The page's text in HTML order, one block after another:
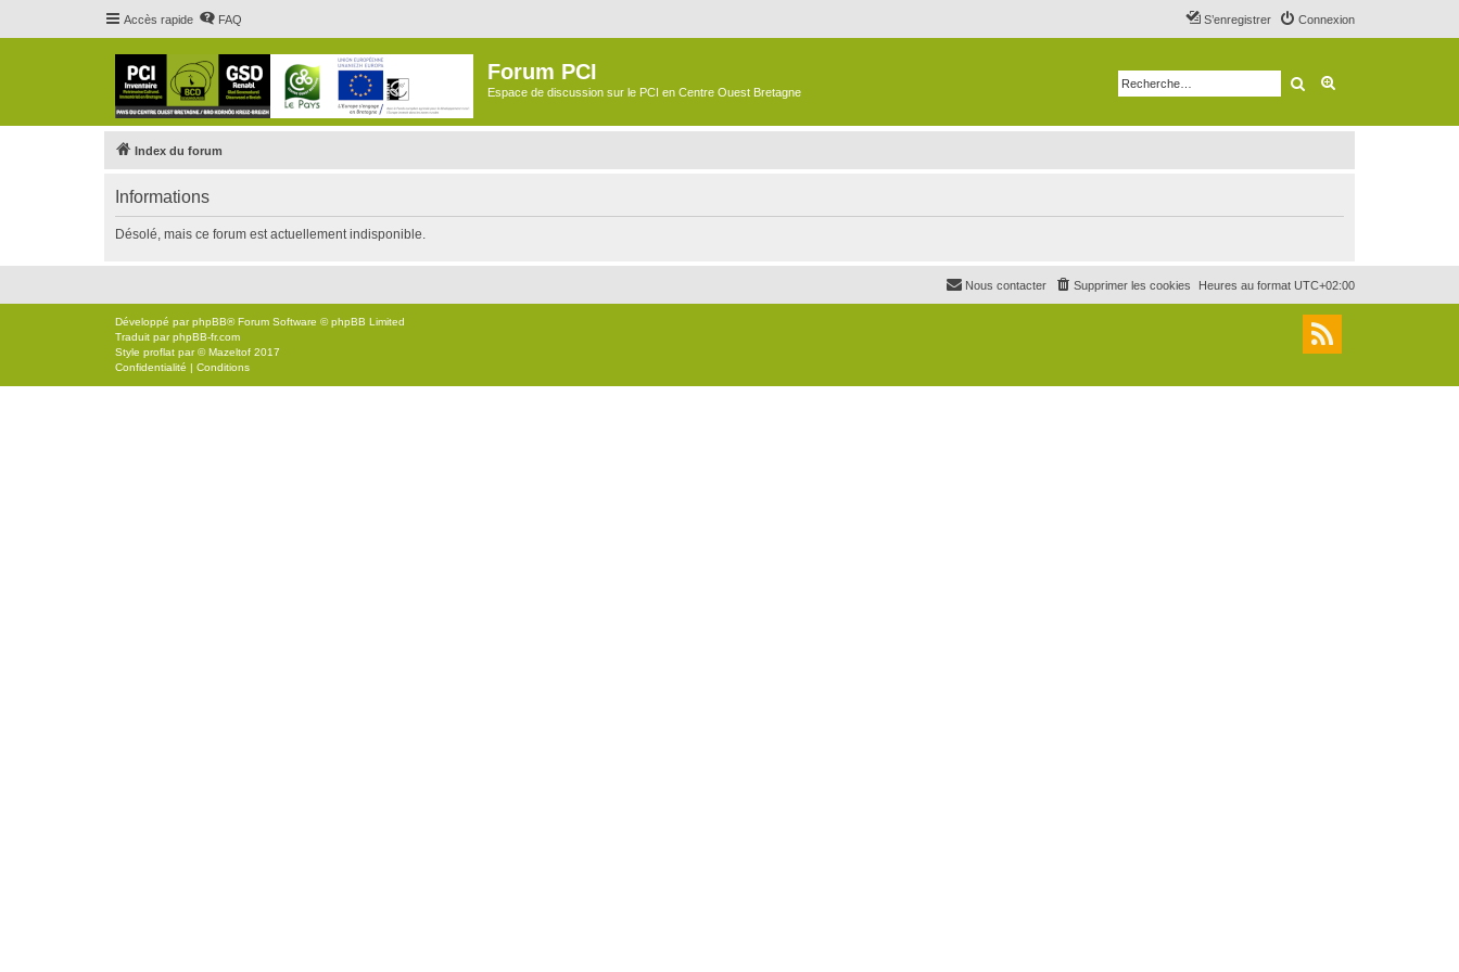
Accès rapide FAQ Connexion
S’enregistrer
Forum PCI
Espace de discussion sur le PCI en Centre Ouest Bretagne Rechercher
Index du forum
Informations
Désolé, mais ce forum est actuellement indisponible.
Heures au format UTC+02:00
Supprimer les cookies
Nous contacter
Développé parphpBB® Forum Software © phpBB Limited
Traduit parphpBB-fr.com
Style proflat par ©Mazeltof 2017
Confidentialité | Conditions